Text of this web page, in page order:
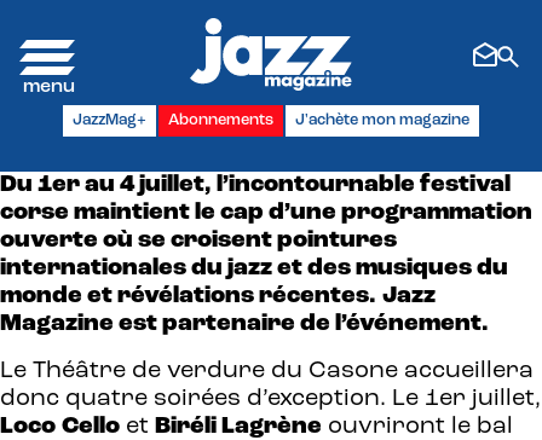
JazzMag+ Abonnements J'achète mon magazine
Du 1er au 4 juillet, l’incontournable festival
corse maintient le cap d’une programmation
ouverte où se croisent pointures
internationales du jazz et des musiques du
monde et révélations récentes. Jazz
Magazine est partenaire de l’événement.
Le Théâtre de verdure du Casone accueillera
donc quatre soirées d’exception. Le 1er juillet,
Loco Cello et Biréli Lagrène ouvriront le bal